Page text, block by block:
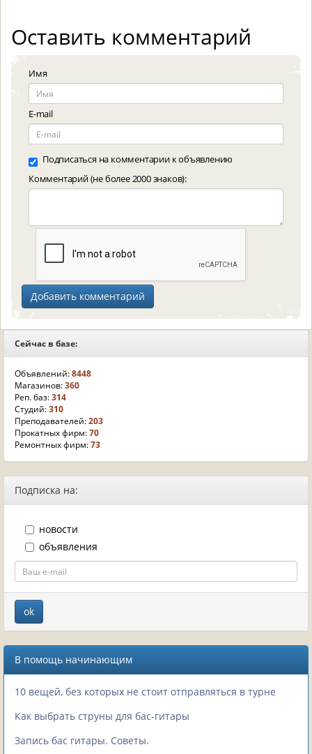
Оставить комментарий
Имя
E-mail
Подписаться на комментарии к объявлению
Комментарий (не более 2000 знаков):
Сейчас в базе:
Объявлений:8448
Магазинов:360
Реп. баз:314
Студий:310
Преподавателей:203
Прокатных фирм:70
Ремонтных фирм:73
Подписка на:
новости
объявления
В помощь начинающим
10 вещей, без которых не стоит отправляться в турне
Как выбрать струны для бас-гитары
Запись бас гитары. Советы.